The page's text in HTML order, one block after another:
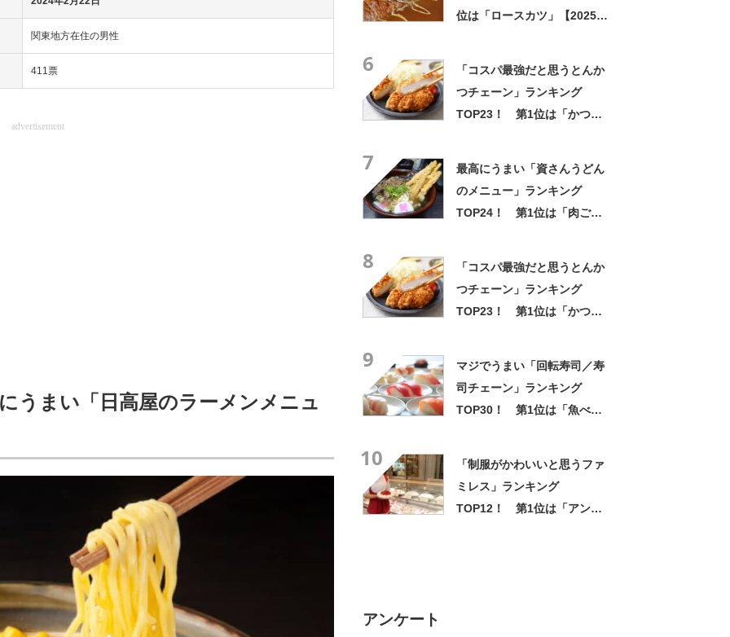
関東地方在住の男性
411票
advertisement
うまい「日高屋のラーメンメニュ
位は「ロースカツ」【2025年
6
「コスパ最強だと思うとんか
つチェーン」ランキング
TOP23！ 第1位は「かつ
7
最高にうまい「資さんうどん
のメニュー」ランキング
TOP24！ 第1位は「肉ごぼ
8
「コスパ最強だと思うとんか
つチェーン」ランキング
TOP23！ 第1位は「かつ
9
マジでうまい「回転寿司／寿
司チェーン」ランキング
TOP30！ 第1位は「魚べ
10
「制服がかわいいと思うファ
ミレス」ランキング
TOP12！ 第1位は「アンナ
アンケート